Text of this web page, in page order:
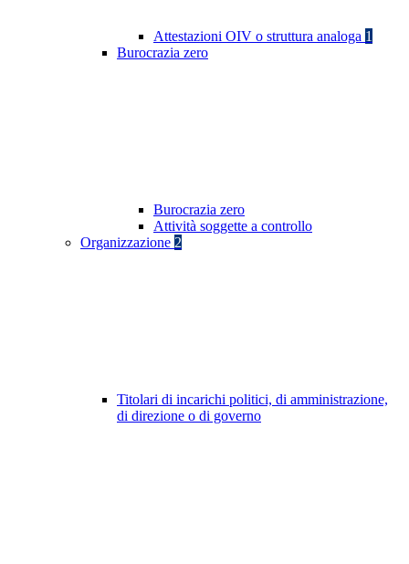
Attestazioni OIV o struttura analoga 1
Burocrazia zero
Burocrazia zero
Attività soggette a controllo
Organizzazione 2
Titolari di incarichi politici, di amministrazione,
di direzione o di governo